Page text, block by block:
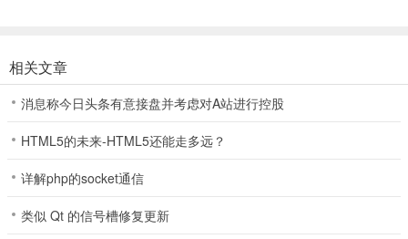
通过收集它们来升级！ 还要注意节奏Hive Hive独家自拍卡！
- 玩游戏并从出勤奖励到任务奖励赚钱！
演奏一轮节奏蜂巢，立即获得免费的奖励！
- 不要忘记，我们的用户也会获得特殊的奖励！
将您的帐户与BTS，TXT，Enhypen和17 Weverse的特殊奖励联系起
相关文章
消息称今日头条有意接盘并考虑对A站进行控股
HTML5的未来-HTML5还能走多远？
详解php的socket通信
类似 Qt 的信号槽修复更新